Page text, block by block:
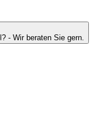
- Wir beraten Sie gern.